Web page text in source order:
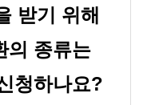
받기 위해
의 종류는
청하나요?